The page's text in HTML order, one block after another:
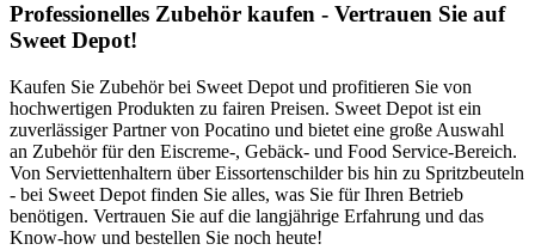
Professionelles Zubehör kaufen - Vertrauen Sie auf
Sweet Depot!
Kaufen Sie Zubehör bei Sweet Depot und profitieren Sie von
hochwertigen Produkten zu fairen Preisen. Sweet Depot ist ein
zuverlässiger Partner von Pocatino und bietet eine große Auswahl
an Zubehör für den Eiscreme-, Gebäck- und Food Service-Bereich.
Von Serviettenhaltern über Eissortenschilder bis hin zu Spritzbeuteln
- bei Sweet Depot finden Sie alles, was Sie für Ihren Betrieb
benötigen. Vertrauen Sie auf die langjährige Erfahrung und das
Know-how und bestellen Sie noch heute!